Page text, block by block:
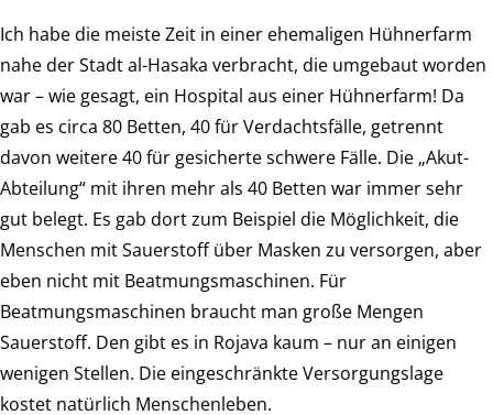
Ich habe die meiste Zeit in einer ehemaligen Hühnerfarm
nahe der Stadt al-Hasaka verbracht, die umgebaut worden
war – wie gesagt, ein Hospital aus einer Hühnerfarm! Da
gab es circa 80 Betten, 40 für Verdachtsfälle, getrennt
davon weitere 40 für gesicherte schwere Fälle. Die „Akut-
Abteilung“ mit ihren mehr als 40 Betten war immer sehr
gut belegt. Es gab dort zum Beispiel die Möglichkeit, die
Menschen mit Sauerstoff über Masken zu versorgen, aber
eben nicht mit Beatmungsmaschinen. Für
Beatmungsmaschinen braucht man große Mengen
Sauerstoff. Den gibt es in Rojava kaum – nur an einigen
wenigen Stellen. Die eingeschränkte Versorgungslage
kostet natürlich Menschenleben.